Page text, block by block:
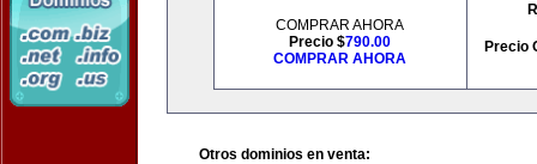
COMPRAR AHORA
Precio $790.00
COMPRAR AHORA
Precio
Otros dominios en venta: